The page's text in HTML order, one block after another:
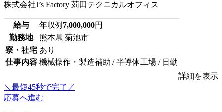
株式会社J’s Factory 苅田テクニカルオフィス
給与 年収例 7,000,000円
勤務地
熊本県 菊池市
寮・社宅 あり
仕事内容 機械操作・製造補助 / 半導体工場 / 日勤
詳細を表示
＼最短45秒で完了／
応募へ進む